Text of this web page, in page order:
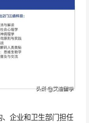
企业和卫生部门担任